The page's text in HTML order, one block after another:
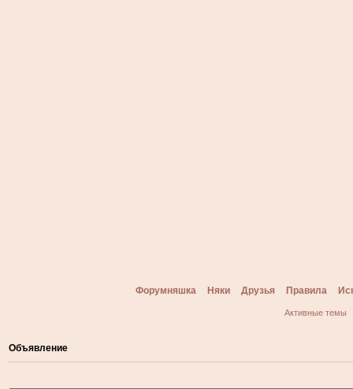
Форумняшка Няки Друзья Правила
Активные темы
Объявление